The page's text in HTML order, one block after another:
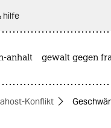
hilfe
anhalt gewalt gegen
Konflikt